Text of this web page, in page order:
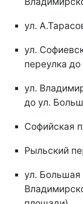
ул.
ул.
переулка
ул.
до ул.
Софийская
Рыльский
ул. Большая